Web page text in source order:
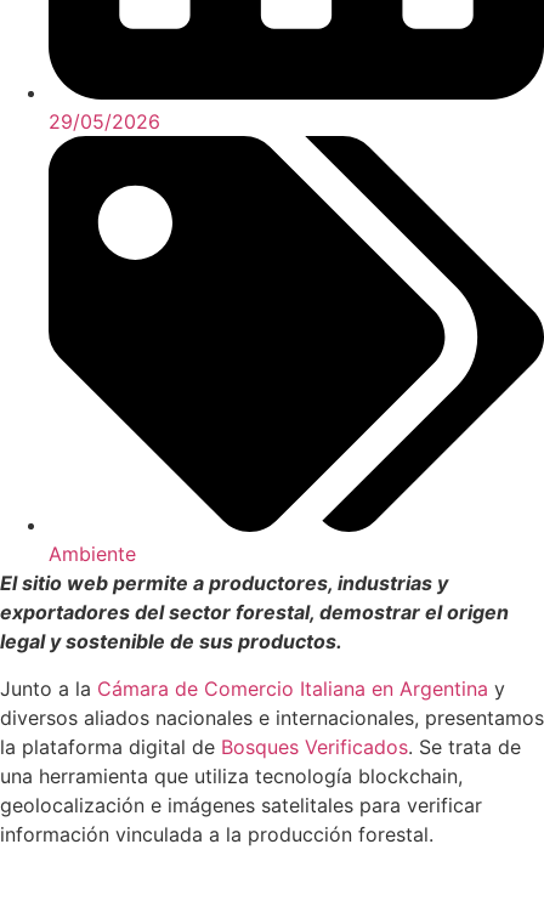
29/05/2026
Ambiente
El sitio web permite a productores, industrias y
exportadores del sector forestal, demostrar el origen
legal y sostenible de sus productos.
Junto a la Cámara de Comercio Italiana en Argentina y
diversos aliados nacionales e internacionales, presentamos
la plataforma digital de Bosques Verificados. Se trata de
una herramienta que utiliza tecnología blockchain,
geolocalización e imágenes satelitales para verificar
información vinculada a la producción forestal.